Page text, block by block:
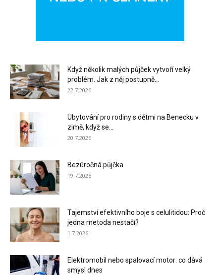
Když několik malých půjček vytvoří velký
problém. Jak z něj postupně...
22.7.2026
Ubytování pro rodiny s dětmi na Benecku v
zimě, když se...
20.7.2026
Bezúročná půjčka
19.7.2026
Tajemství efektivního boje s celulitidou: Proč
jedna metoda nestačí?
1.7.2026
Elektromobil nebo spalovací motor: co dává
smysl dnes